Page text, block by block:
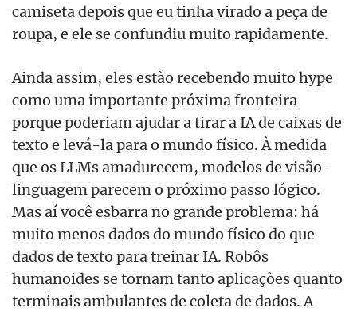
camiseta depois que eu tinha virado a peça de
roupa, e ele se confundiu muito rapidamente.
Ainda assim, eles estão recebendo muito hype
como uma importante próxima fronteira
porque poderiam ajudar a tirar a IA de caixas de
texto e levá-la para o mundo físico. À medida
que os LLMs amadurecem, modelos de visão-
linguagem parecem o próximo passo lógico.
Mas aí você esbarra no grande problema: há
muito menos dados do mundo físico do que
dados de texto para treinar IA. Robôs
humanoides se tornam tanto aplicações quanto
terminais ambulantes de coleta de dados. A